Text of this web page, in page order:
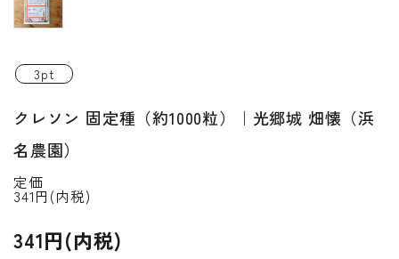
特定商取引法について
ようこそ ゲスト 様
3pt
クレソン 固定種（約1000粒）｜光郷城 畑懐（浜
名農園）
定価
341円(内税)
341円(内税)